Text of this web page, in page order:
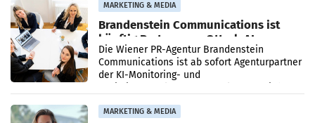
MARKETING & MEDIA
Brandenstein Communications ist
künftig Partner von OtterlyAI
Die Wiener PR-Agentur Brandenstein
Communications ist ab sofort Agenturpartner
der KI-Monitoring- und
MARKETING & MEDIA